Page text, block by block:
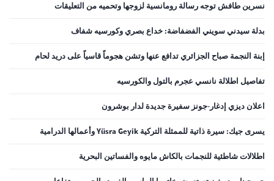
نسرين طافش توجه رسالة رومانسية لزوجها وتحميه من التعليقات
بدلة سيدني سويني الفضفاضة: خداع بصري وكورسيه شفاف
إبنة النجمة صباح الجزائري تدافع عنها وتشن هجوماً قاسياً على دريد لحام
تفاصيل اطلالة نانسي عجرم بالتول والكورسيه
اعلان ديزي إدغار-جونز سفيرة جديدة لدار بوشرون
يسرى جيك: سيرة ذاتية للممثلة التركية Yüsra Geyik وأعمالها الدرامية
اطلالات شاطئية للنجمات بالكاش مايوه والفساتين البحرية